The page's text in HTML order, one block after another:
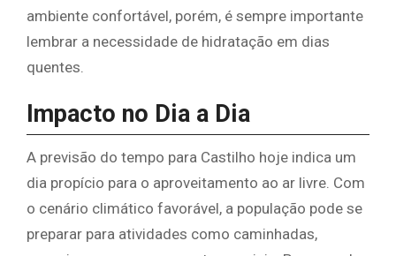
ambiente confortável, porém, é sempre importante
lembrar a necessidade de hidratação em dias
quentes.
Impacto no Dia a Dia
A previsão do tempo para Castilho hoje indica um
dia propício para o aproveitamento ao ar livre. Com
o cenário climático favorável, a população pode se
preparar para atividades como caminhadas,